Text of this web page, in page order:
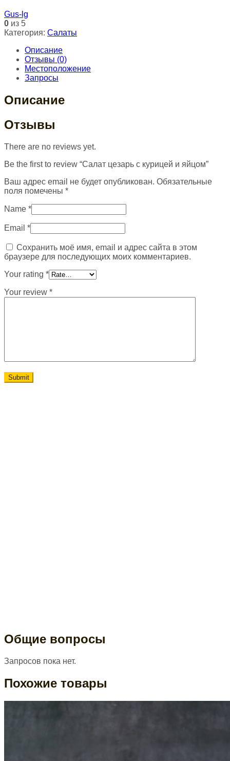
Gus-lg
0 из 5
Категория: Салаты
Описание
Отзывы (0)
Местоположение
Запросы
Описание
Отзывы
There are no reviews yet.
Be the first to review “Салат цезарь с курицей и яйцом”
Ваш адрес email не будет опубликован. Обязательные
поля помечены *
Name *
Email *
Сохранить моё имя, email и адрес сайта в этом
браузере для последующих моих комментариев.
Your rating *
Your review *
Общие вопросы
Запросов пока нет.
Похожие товары